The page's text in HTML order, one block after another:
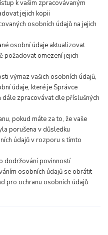
k vašim zpracovávaným
jejich kopii
osobních údajů na jejich
osobní údaje aktualizovat
požadovat omezení jejich
výmaz vašich osobních údajů,
údaje, které je Správce
zpracovávat dle příslušných
pokud máte za to, že vaše
porušena v důsledku
údajů v rozporu s tímto
dodržování povinností
osobních údajů se obrátit
pro ochranu osobních údajů